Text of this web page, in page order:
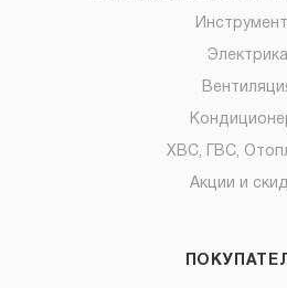
Электрика
ХВС, ГВС,
Акции и